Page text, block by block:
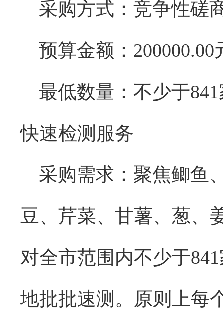
采购方式：竞争性磋
预算金额： 200000.00
最低数量 ：不少于
快速检测服务
采购需求： 聚焦鲫鱼
豆、芹菜、甘薯、葱、
对全市范围内不少于
地批批速测。原则上每